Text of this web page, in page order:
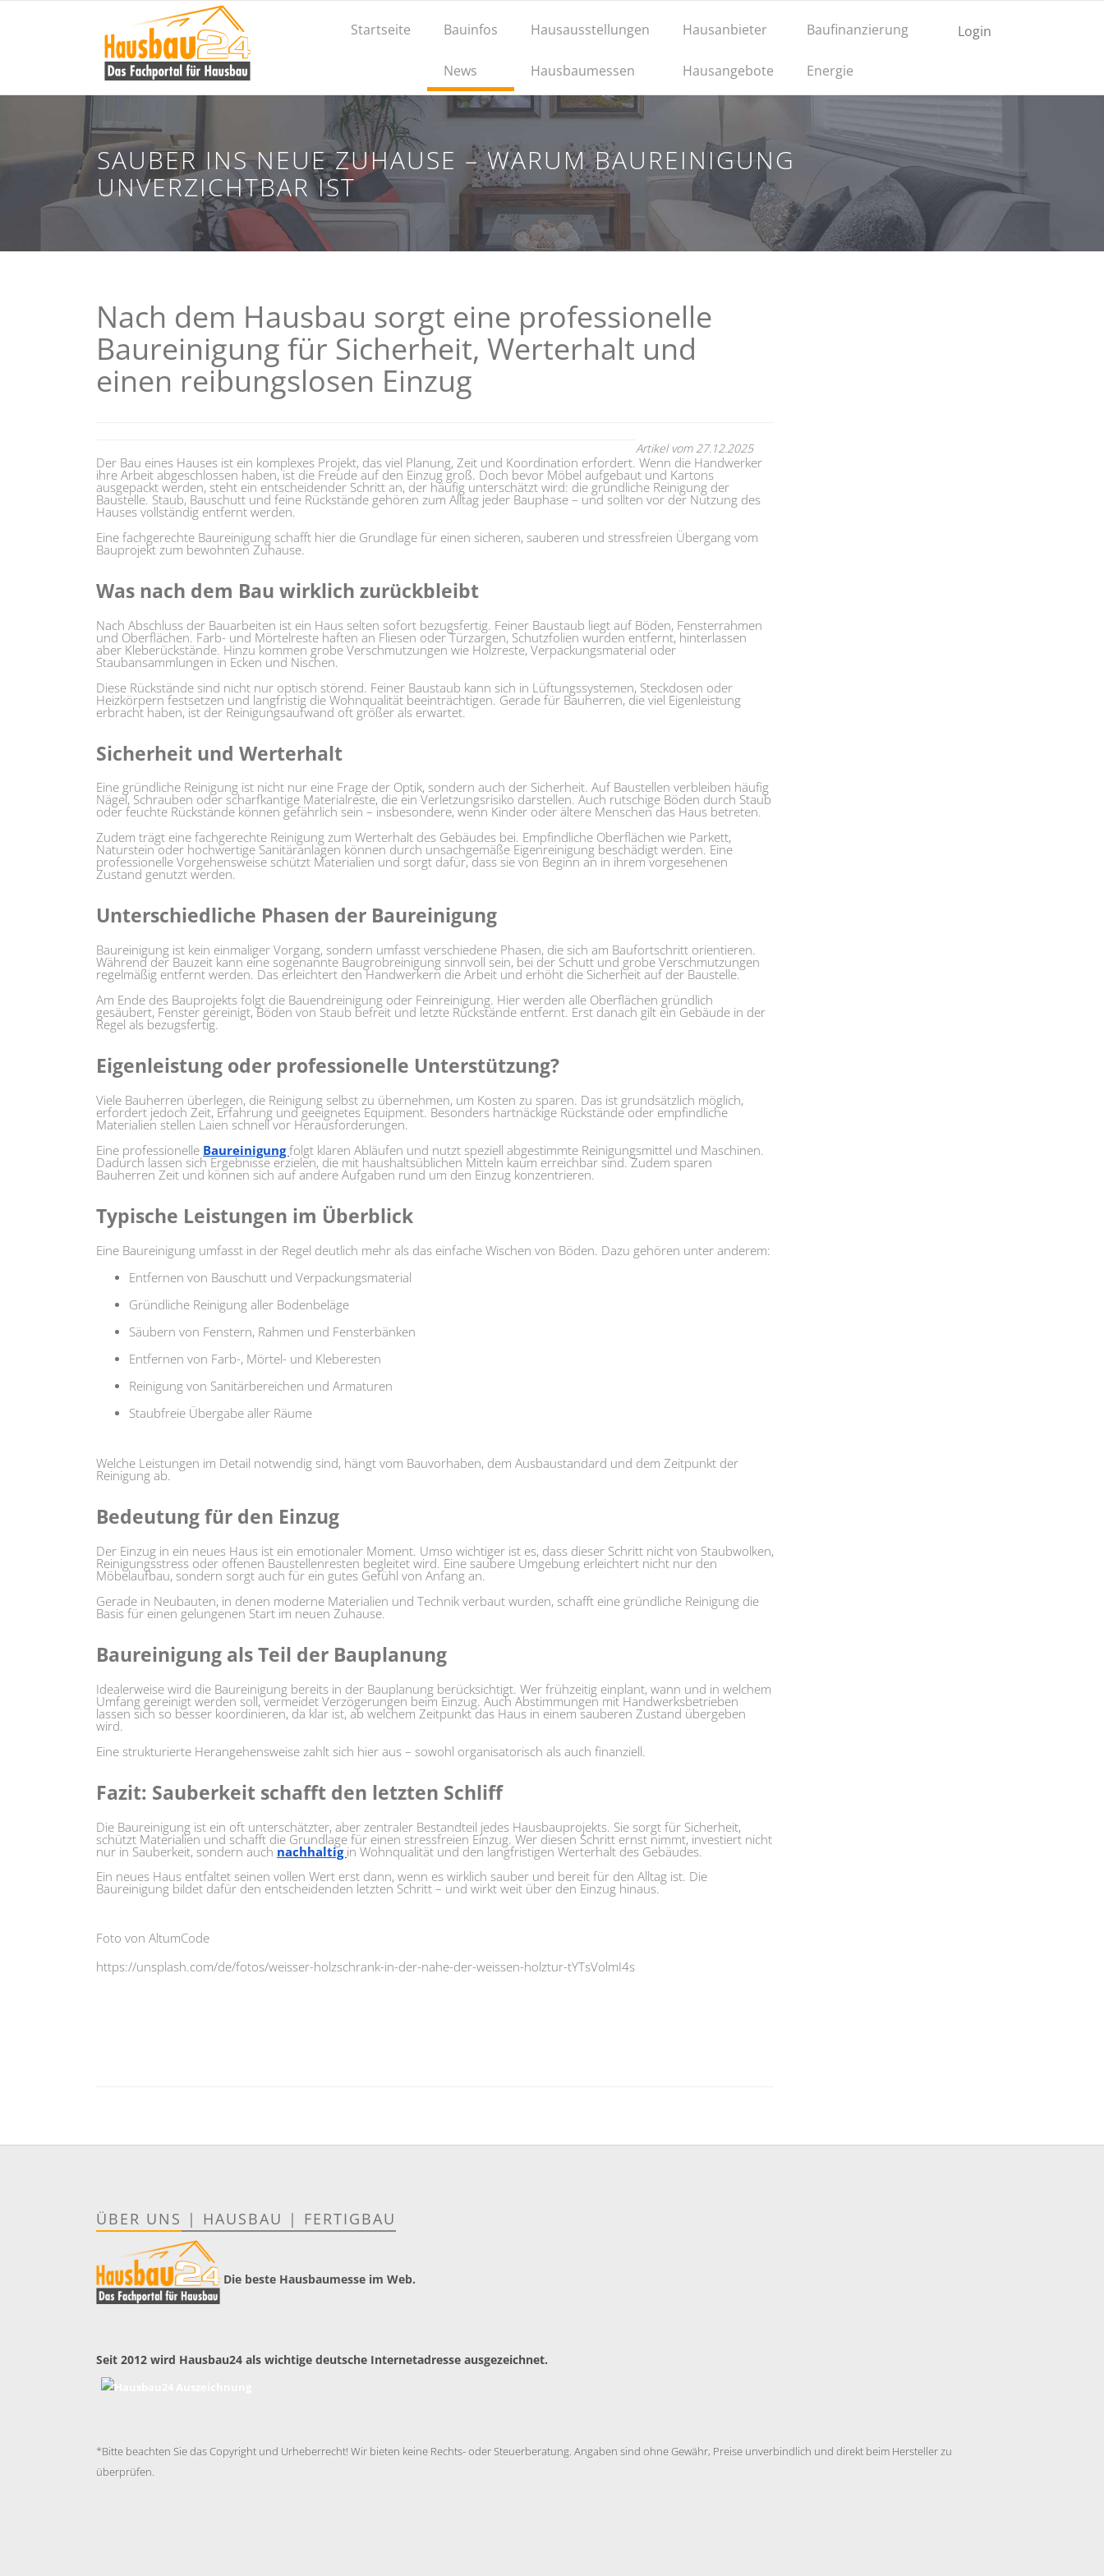
Login
Startseite Bauinfos
News
Hausausstellungen
Hausbaumessen
Hausanbieter
Hausangebote
Baufinanzierung
Energie
SAUBER INS NEUE ZUHAUSE – WARUM BAUREINIGUNG
UNVERZICHTBAR IST
Nach dem Hausbau sorgt eine professionelle
Baureinigung für Sicherheit, Werterhalt und
einen reibungslosen Einzug
Artikel vom 27.12.2025
Der Bau eines Hauses ist ein komplexes Projekt, das viel Planung, Zeit und Koordination erfordert. Wenn die Handwerker
ihre Arbeit abgeschlossen haben, ist die Freude auf den Einzug groß. Doch bevor Möbel aufgebaut und Kartons
ausgepackt werden, steht ein entscheidender Schritt an, der häufig unterschätzt wird: die gründliche Reinigung der
Baustelle. Staub, Bauschutt und feine Rückstände gehören zum Alltag jeder Bauphase – und sollten vor der Nutzung des
Hauses vollständig entfernt werden.
Eine fachgerechte Baureinigung schafft hier die Grundlage für einen sicheren, sauberen und stressfreien Übergang vom
Bauprojekt zum bewohnten Zuhause.
Was nach dem Bau wirklich zurückbleibt
Nach Abschluss der Bauarbeiten ist ein Haus selten sofort bezugsfertig. Feiner Baustaub liegt auf Böden, Fensterrahmen
und Oberflächen. Farb- und Mörtelreste haften an Fliesen oder Türzargen, Schutzfolien wurden entfernt, hinterlassen
aber Kleberückstände. Hinzu kommen grobe Verschmutzungen wie Holzreste, Verpackungsmaterial oder
Staubansammlungen in Ecken und Nischen.
Diese Rückstände sind nicht nur optisch störend. Feiner Baustaub kann sich in Lüftungssystemen, Steckdosen oder
Heizkörpern festsetzen und langfristig die Wohnqualität beeinträchtigen. Gerade für Bauherren, die viel Eigenleistung
erbracht haben, ist der Reinigungsaufwand oft größer als erwartet.
Sicherheit und Werterhalt
Eine gründliche Reinigung ist nicht nur eine Frage der Optik, sondern auch der Sicherheit. Auf Baustellen verbleiben häufig
Nägel, Schrauben oder scharfkantige Materialreste, die ein Verletzungsrisiko darstellen. Auch rutschige Böden durch Staub
oder feuchte Rückstände können gefährlich sein – insbesondere, wenn Kinder oder ältere Menschen das Haus betreten.
Zudem trägt eine fachgerechte Reinigung zum Werterhalt des Gebäudes bei. Empfindliche Oberflächen wie Parkett,
Naturstein oder hochwertige Sanitäranlagen können durch unsachgemäße Eigenreinigung beschädigt werden. Eine
professionelle Vorgehensweise schützt Materialien und sorgt dafür, dass sie von Beginn an in ihrem vorgesehenen
Zustand genutzt werden.
Unterschiedliche Phasen der Baureinigung
Baureinigung ist kein einmaliger Vorgang, sondern umfasst verschiedene Phasen, die sich am Baufortschritt orientieren.
Während der Bauzeit kann eine sogenannte Baugrobreinigung sinnvoll sein, bei der Schutt und grobe Verschmutzungen
regelmäßig entfernt werden. Das erleichtert den Handwerkern die Arbeit und erhöht die Sicherheit auf der Baustelle.
Am Ende des Bauprojekts folgt die Bauendreinigung oder Feinreinigung. Hier werden alle Oberflächen gründlich
gesäubert, Fenster gereinigt, Böden von Staub befreit und letzte Rückstände entfernt. Erst danach gilt ein Gebäude in der
Regel als bezugsfertig.
Eigenleistung oder professionelle Unterstützung?
Viele Bauherren überlegen, die Reinigung selbst zu übernehmen, um Kosten zu sparen. Das ist grundsätzlich möglich,
erfordert jedoch Zeit, Erfahrung und geeignetes Equipment. Besonders hartnäckige Rückstände oder empfindliche
Materialien stellen Laien schnell vor Herausforderungen.
Eine professionelle Baureinigungfolgt klaren Abläufen und nutzt speziell abgestimmte Reinigungsmittel und Maschinen.
Dadurch lassen sich Ergebnisse erzielen, die mit haushaltsüblichen Mitteln kaum erreichbar sind. Zudem sparen
Bauherren Zeit und können sich auf andere Aufgaben rund um den Einzug konzentrieren.
Typische Leistungen im Überblick
Eine Baureinigung umfasst in der Regel deutlich mehr als das einfache Wischen von Böden. Dazu gehören unter anderem:
Entfernen von Bauschutt und Verpackungsmaterial
Gründliche Reinigung aller Bodenbeläge
Säubern von Fenstern, Rahmen und Fensterbänken
Entfernen von Farb-, Mörtel- und Kleberesten
Reinigung von Sanitärbereichen und Armaturen
Staubfreie Übergabe aller Räume
Welche Leistungen im Detail notwendig sind, hängt vom Bauvorhaben, dem Ausbaustandard und dem Zeitpunkt der
Reinigung ab.
Bedeutung für den Einzug
Der Einzug in ein neues Haus ist ein emotionaler Moment. Umso wichtiger ist es, dass dieser Schritt nicht von Staubwolken,
Reinigungsstress oder offenen Baustellenresten begleitet wird. Eine saubere Umgebung erleichtert nicht nur den
Möbelaufbau, sondern sorgt auch für ein gutes Gefühl von Anfang an.
Gerade in Neubauten, in denen moderne Materialien und Technik verbaut wurden, schafft eine gründliche Reinigung die
Basis für einen gelungenen Start im neuen Zuhause.
Baureinigung als Teil der Bauplanung
Idealerweise wird die Baureinigung bereits in der Bauplanung berücksichtigt. Wer frühzeitig einplant, wann und in welchem
Umfang gereinigt werden soll, vermeidet Verzögerungen beim Einzug. Auch Abstimmungen mit Handwerksbetrieben
lassen sich so besser koordinieren, da klar ist, ab welchem Zeitpunkt das Haus in einem sauberen Zustand übergeben
wird.
Eine strukturierte Herangehensweise zahlt sich hier aus – sowohl organisatorisch als auch finanziell.
Fazit: Sauberkeit schafft den letzten Schliff
Die Baureinigung ist ein oft unterschätzter, aber zentraler Bestandteil jedes Hausbauprojekts. Sie sorgt für Sicherheit,
schützt Materialien und schafft die Grundlage für einen stressfreien Einzug. Wer diesen Schritt ernst nimmt, investiert nicht
nur in Sauberkeit, sondern auch nachhaltig in Wohnqualität und den langfristigen Werterhalt des Gebäudes.
Ein neues Haus entfaltet seinen vollen Wert erst dann, wenn es wirklich sauber und bereit für den Alltag ist. Die
Baureinigung bildet dafür den entscheidenden letzten Schritt – und wirkt weit über den Einzug hinaus.
Foto von AltumCode
https://unsplash.com/de/fotos/weisser-holzschrank-in-der-nahe-der-weissen-holztur-tYTsVolmI4s
ÜBER UNS | HAUSBAU | FERTIGBAU
Die beste Hausbaumesse im Web.
Seit 2012 wird Hausbau24 als wichtige deutsche Internetadresse ausgezeichnet.
*Bitte beachten Sie das Copyright und Urheberrecht! Wir bieten keine Rechts- oder Steuerberatung. Angaben sind ohne Gewähr, Preise unverbindlich und direkt beim Hersteller zu
überprüfen.